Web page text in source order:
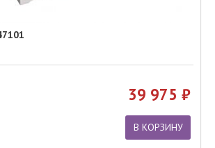
39 975
В КОРЗИНУ